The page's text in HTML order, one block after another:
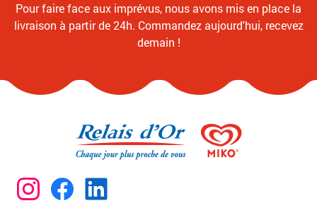
Pour faire face aux imprévus, nous avons mis en place la
livraison à partir de 24h. Commandez aujourd'hui, recevez
demain !